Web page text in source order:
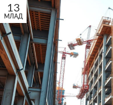
13
МЛАД